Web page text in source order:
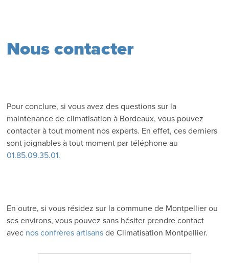
Nous contacter
Pour conclure, si vous avez des questions sur la
maintenance de climatisation à Bordeaux, vous pouvez
contacter à tout moment nos experts. En effet, ces derniers
sont joignables à tout moment par téléphone au
01.85.09.35.01.
En outre, si vous résidez sur la commune de Montpellier ou
ses environs, vous pouvez sans hésiter prendre contact
avec nos confrères artisans de Climatisation Montpellier.